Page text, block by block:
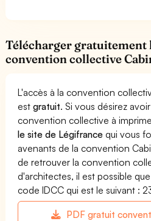
Télécharger gratuitement
convention collective
L'accès à la convention
estgratuit. Si vous désirez
convention collective à
le site de Légifrance qui vous
avenants de la convention
de retrouver la convention
d'architectes, il est possible
code IDCC qui est le suivant :
PDF gratuit